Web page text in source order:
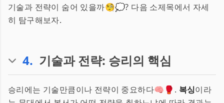
기술과 전략이 숨어 있을까🧐💭? 다음 소제목에서 자세
히 탐구해보자.
4. 기술과 전략: 승리의 핵심
승리에는 기술만큼이나 전략이 중요하다🧠🥊. 복싱이라